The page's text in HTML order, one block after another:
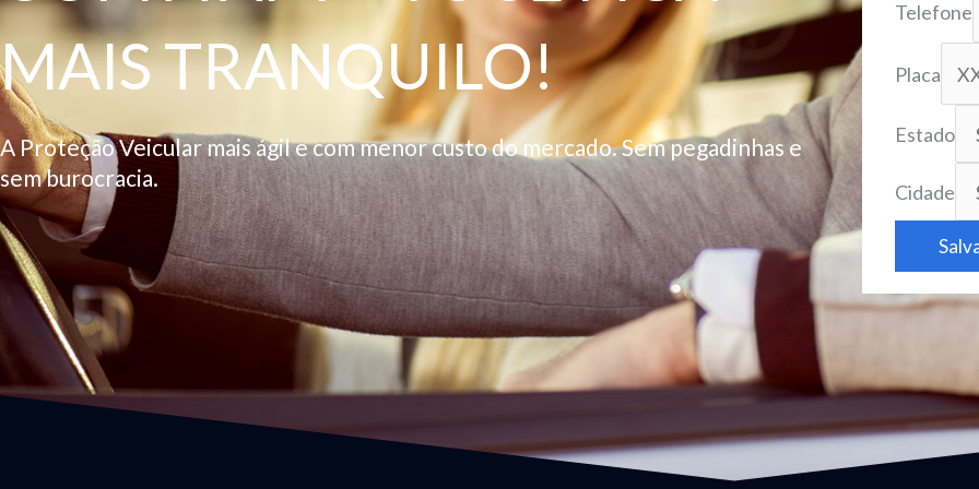
MAIS TRANQUILO!
A Proteção Veicular mais ágil e com menor custo do mercado. Sem pegadinhas e
sem burocracia.
Telefone
Placa
Estado
Cidade